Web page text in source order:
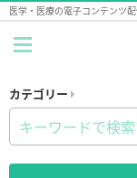
医学・医療の電子コンテンツ
カテゴリー